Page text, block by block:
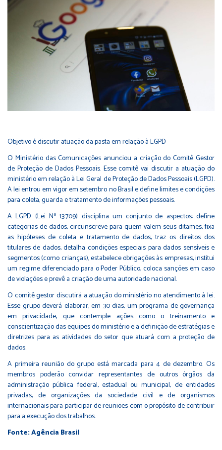
Objetivo é discutir atuação da pasta em relação à LGPD
O Ministério das Comunicações anunciou a criação do Comitê Gestor
de Proteção de Dados Pessoais. Esse comitê vai discutir a atuação do
ministério em relação à Lei Geral de Proteção de Dados Pessoais (LGPD).
A lei entrou em vigor em setembro no Brasil e define limites e condições
para coleta, guarda e tratamento de informações pessoais.
A LGPD (Lei Nº 13.709) disciplina um conjunto de aspectos: define
categorias de dados, circunscreve para quem valem seus ditames, fixa
as hipóteses de coleta e tratamento de dados, traz os direitos dos
titulares de dados, detalha condições especiais para dados sensíveis e
segmentos (como crianças), estabelece obrigações às empresas, institui
um regime diferenciado para o Poder Público, coloca sanções em caso
de violações e prevê a criação de uma autoridade nacional.
O comitê gestor discutirá a atuação do ministério no atendimento à lei.
Esse grupo deverá elaborar, em 30 dias, um programa de governança
em privacidade, que contemple ações como o treinamento e
conscientização das equipes do ministério e a definição de estratégias e
diretrizes para as atividades do setor que atuará com a proteção de
dados.
A primeira reunião do grupo está marcada para 4 de dezembro. Os
membros poderão convidar representantes de outros órgãos da
administração pública federal, estadual ou municipal, de entidades
privadas, de organizações da sociedade civil e de organismos
internacionais para participar de reuniões com o propósito de contribuir
para a execução dos trabalhos.
Fonte: Agência Brasil